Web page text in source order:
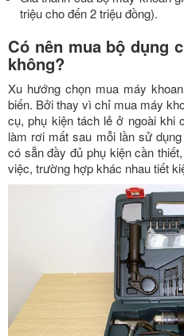
triệu cho đến 2 triệu đồng).
Có nên mua bộ dụng
không?
Xu hướng chọn mua máy
biến. Bởi thay vì chỉ mua máy
cụ, phụ kiện tách lẻ ở ngoài khi
làm rơi mất sau mỗi lần sử
có sẵn đầy đủ phụ kiện cần
việc, trường hợp khác nhau tiết